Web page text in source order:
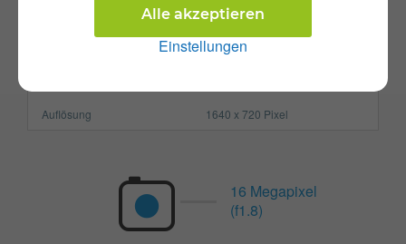
Einstellungen
Alle akzeptieren
206g
Auflösung
1640 x 720 Pixel
16 Megapixel
(f1.8)